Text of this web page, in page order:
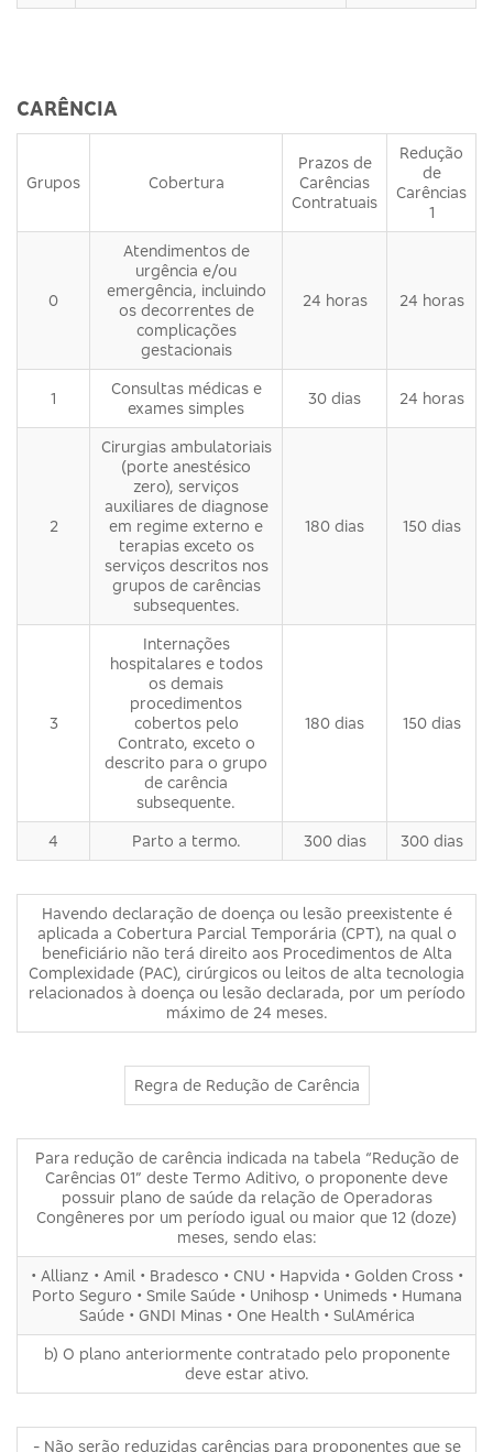
CARÊNCIA
Grupos Cobertura
Prazos de
Carências
Contratuais
Redução
de
Carências
1
0
Atendimentos de
urgência e/ou
emergência, incluindo
os decorrentes de
complicações
gestacionais
24 horas 24 horas
1
Consultas médicas e
exames simples
30 dias 24 horas
2
Cirurgias ambulatoriais
(porte anestésico
zero), serviços
auxiliares de diagnose
em regime externo e
terapias exceto os
serviços descritos nos
grupos de carências
subsequentes.
180 dias 150 dias
3
Internações
hospitalares e todos
os demais
procedimentos
cobertos pelo
Contrato, exceto o
descrito para o grupo
de carência
subsequente.
180 dias 150 dias
4 Parto a termo. 300 dias 300 dias
Havendo declaração de doença ou lesão preexistente é
aplicada a Cobertura Parcial Temporária (CPT), na qual o
beneficiário não terá direito aos Procedimentos de Alta
Complexidade (PAC), cirúrgicos ou leitos de alta tecnologia
relacionados à doença ou lesão declarada, por um período
máximo de 24 meses.
Regra de Redução de Carência
Para redução de carência indicada na tabela “Redução de
Carências 01” deste Termo Aditivo, o proponente deve
possuir plano de saúde da relação de Operadoras
Congêneres por um período igual ou maior que 12 (doze)
meses, sendo elas:
• Allianz • Amil • Bradesco • CNU • Hapvida • Golden Cross •
Porto Seguro • Smile Saúde • Unihosp • Unimeds • Humana
Saúde • GNDI Minas • One Health • SulAmérica
b) O plano anteriormente contratado pelo proponente
deve estar ativo.
- Não serão reduzidas carências para proponentes que se